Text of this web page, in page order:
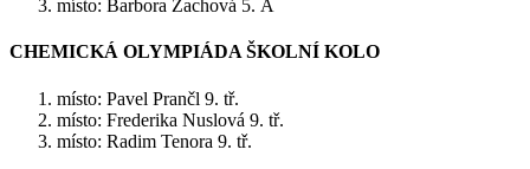
místo: Barbora Zachová 5. A
CHEMICKÁ OLYMPIÁDA ŠKOLNÍ KOLO
místo: Pavel Prančl 9. tř.
místo: Frederika Nuslová 9. tř.
místo: Radim Tenora 9. tř.